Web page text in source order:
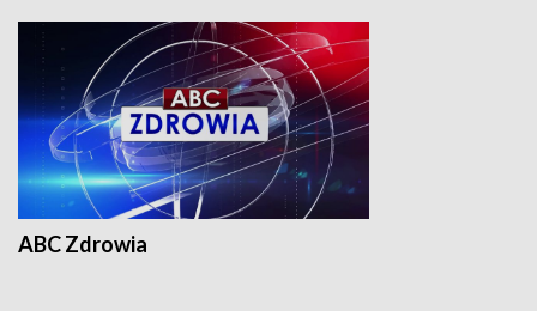
ABC Zdrowia